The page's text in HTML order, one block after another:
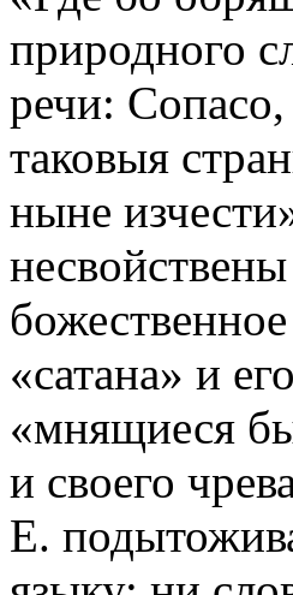
природного
речи:
таковыя
ныне
«сатана» и
«мнящиеся
и своего
Е.